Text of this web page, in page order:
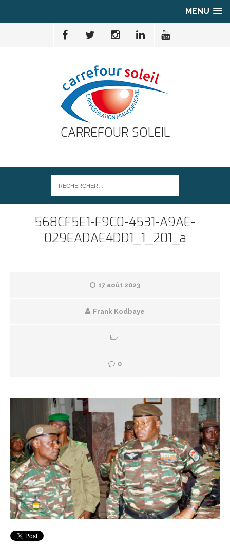
MENU
CARREFOUR SOLEIL
568CF5E1-F9C0-4531-A9AE-
029EADAE4DD1_1_201_a
17 août 2023
Frank Kodbaye
0